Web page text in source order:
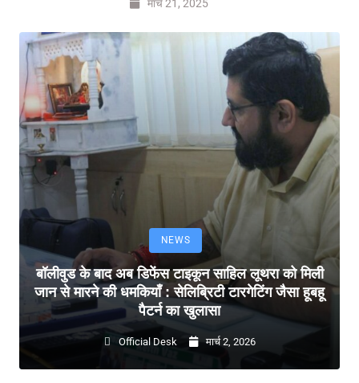
मार्च 21, 2025
NEWS
बॉलीवुड के बाद अब डिफेंस टाइकून साहिल लूथरा को मिली
जान से मारने की धमकियाँ : सेलिब्रिटी टारगेटिंग जैसा हूबहू
पैटर्न का खुलासा
Official Desk मार्च 2, 2026